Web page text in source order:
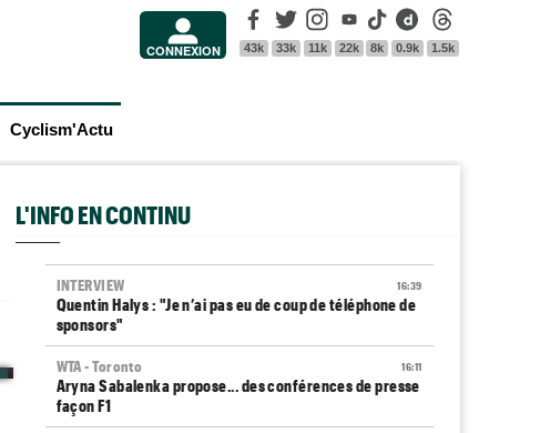
CONNEXION
Facebook
43k
Twitter
33k
Instagram
11k
Youtube
22k
Tik Tok
8k
Dailymotion
0.9k 1.5k
Cyclism'Actu
L'INFO EN CONTINU
16:39
INTERVIEW
Quentin Halys : "Je n’ai pas eu de coup de téléphone de
sponsors"
16:11
WTA - Toronto
Aryna Sabalenka propose... des conférences de presse
façon F1